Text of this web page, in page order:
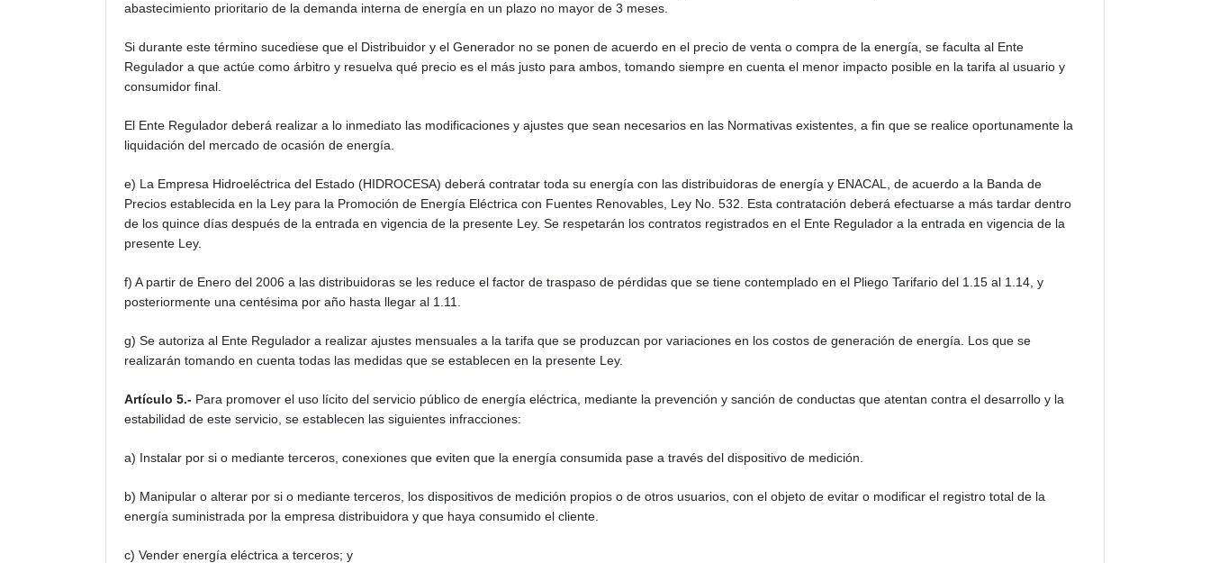
abastecimiento prioritario de la demanda interna de energía en un plazo no mayor de 3 meses.
Si durante este término sucediese que el Distribuidor y el Generador no se ponen de acuerdo en el precio de venta o compra de la energía, se faculta al Ente
Regulador a que actúe como árbitro y resuelva qué precio es el más justo para ambos, tomando siempre en cuenta el menor impacto posible en la tarifa al usuario y
consumidor final.
El Ente Regulador deberá realizar a lo inmediato las modificaciones y ajustes que sean necesarios en las Normativas existentes, a fin que se realice oportunamente la
liquidación del mercado de ocasión de energía.
e) La Empresa Hidroeléctrica del Estado (HIDROCESA) deberá contratar toda su energía con las distribuidoras de energía y ENACAL, de acuerdo a la Banda de
Precios establecida en la Ley para la Promoción de Energía Eléctrica con Fuentes Renovables, Ley No. 532. Esta contratación deberá efectuarse a más tardar dentro
de los quince días después de la entrada en vigencia de la presente Ley. Se respetarán los contratos registrados en el Ente Regulador a la entrada en vigencia de la
presente Ley.
f) A partir de Enero del 2006 a las distribuidoras se les reduce el factor de traspaso de pérdidas que se tiene contemplado en el Pliego Tarifario del 1.15 al 1.14, y
posteriormente una centésima por año hasta llegar al 1.11.
g) Se autoriza al Ente Regulador a realizar ajustes mensuales a la tarifa que se produzcan por variaciones en los costos de generación de energía. Los que se
realizarán tomando en cuenta todas las medidas que se establecen en la presente Ley.
Artículo 5.- Para promover el uso lícito del servicio público de energía eléctrica, mediante la prevención y sanción de conductas que atentan contra el desarrollo y la
estabilidad de este servicio, se establecen las siguientes infracciones:
a) Instalar por si o mediante terceros, conexiones que eviten que la energía consumida pase a través del dispositivo de medición.
b) Manipular o alterar por si o mediante terceros, los dispositivos de medición propios o de otros usuarios, con el objeto de evitar o modificar el registro total de la
energía suministrada por la empresa distribuidora y que haya consumido el cliente.
c) Vender energía eléctrica a terceros; y